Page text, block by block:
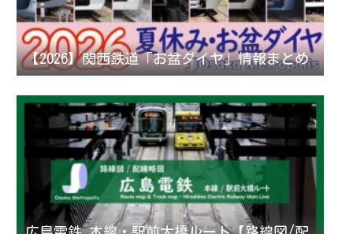
【2026】関西鉄道「お盆ダイヤ」情報まとめ